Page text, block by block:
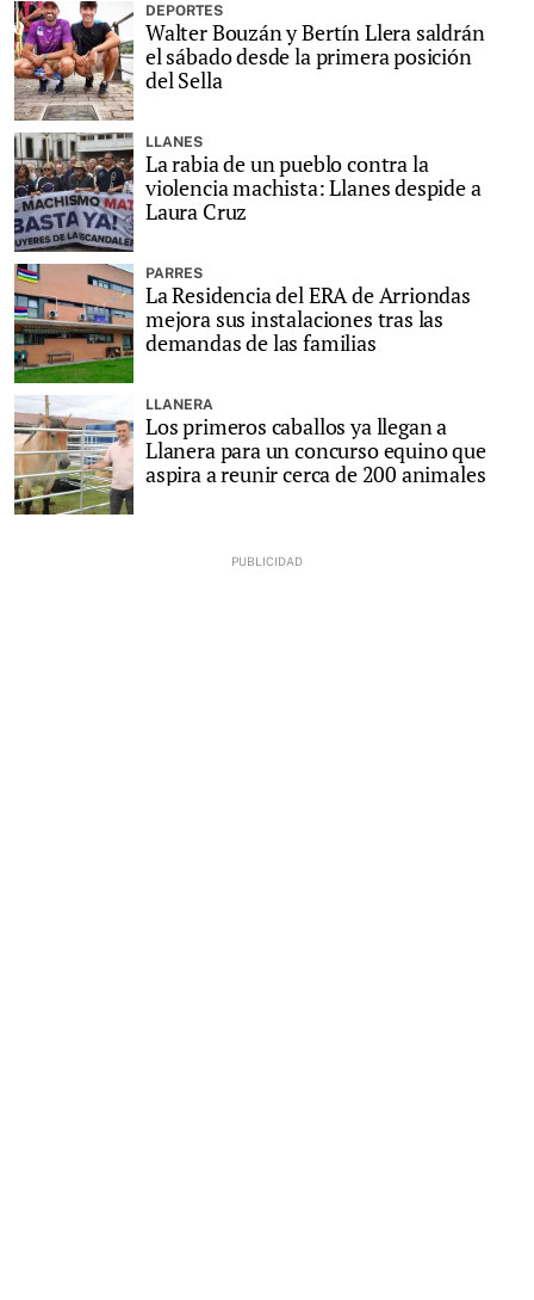
DEPORTES
Walter Bouzán y Bertín Llera saldrán
el sábado desde la primera posición
del Sella
LLANES
La rabia de un pueblo contra la
violencia machista: Llanes despide a
Laura Cruz
PARRES
La Residencia del ERA de Arriondas
mejora sus instalaciones tras las
demandas de las familias
LLANERA
Los primeros caballos ya llegan a
Llanera para un concurso equino que
aspira a reunir cerca de 200 animales